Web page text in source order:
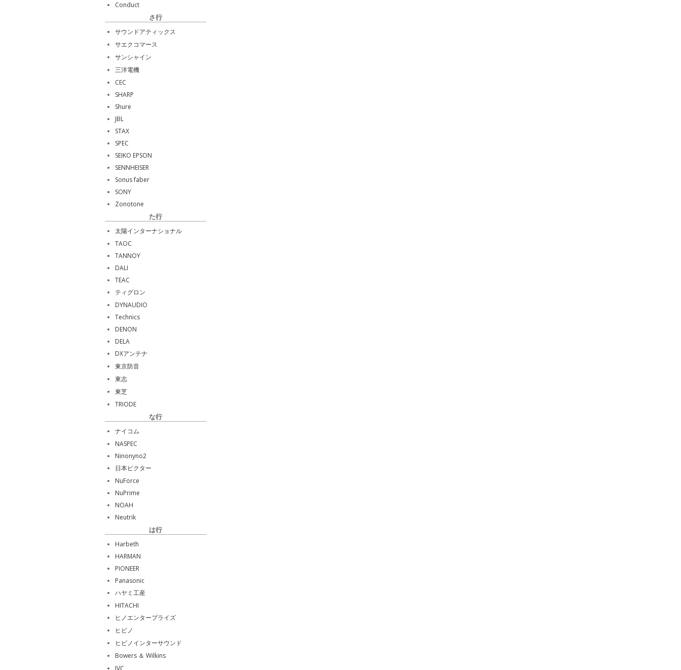
Conduct
さ行
サウンドアティックス
サエクコマース
サンシャイン
三洋電機
CEC
SHARP
Shure
JBL
STAX
SPEC
SEIKO EPSON
SENNHEISER
Sonus faber
SONY
Zonotone
た行
太陽インターナショナル
TAOC
TANNOY
DALI
TEAC
ティグロン
DYNAUDIO
Technics
DENON
DELA
DXアンテナ
東京防音
東志
東芝
TRIODE
な行
ナイコム
NASPEC
Ninonyno2
日本ビクター
NuForce
NuPrime
NOAH
Neutrik
は行
Harbeth
HARMAN
PIONEER
Panasonic
ハヤミ工産
HITACHI
ヒノエンタープライズ
ヒビノ
ヒビノインターサウンド
Bowers ＆ Wilkins
JVC